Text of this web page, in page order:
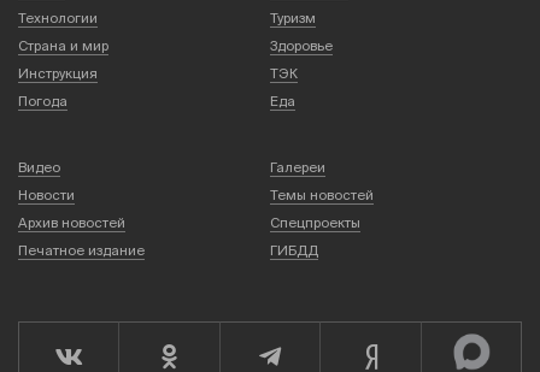
Технологии
Туризм
Страна и мир
Здоровье
Инструкция
ТЭК
Погода
Еда
Видео
Галереи
Новости
Темы новостей
Архив новостей
Спецпроекты
Печатное издание
ГИБДД